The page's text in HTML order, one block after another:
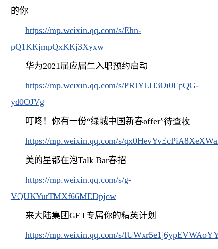
的你
https://mp.weixin.qq.com/s/Ehn-
pQ1KKjmpQxKKj3Xyxw
华为2021届应届生入职预约启动
https://mp.weixin.qq.com/s/PRIYLH3Oi0EpQG-
yd0OJVg
叮咚！你有一份“绿城中国新春offer”待查收
https://mp.weixin.qq.com/s/
美的星都在泡Talk Bar春招
https://mp.weixin.qq.com/s/g-
VQUKYutTMXf66MEDpjow
来大陆集团GET专属你的精英计划
https://mp.weixin.qq.com/s/